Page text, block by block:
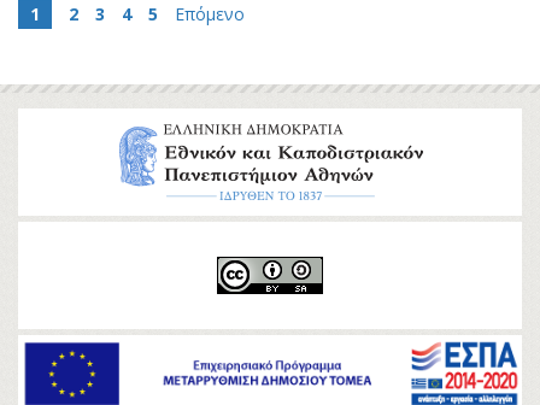
1 2 3 4 5 Επόμενο